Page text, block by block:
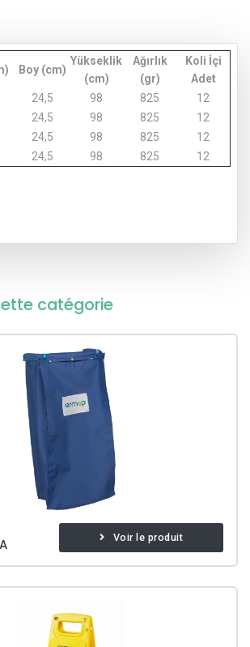
Boy (cm)
Yükseklik
(cm)
Ağırlık
(gr)
Koli İçi
Adet
24,5 98 825
12
24,5 98 825
12
24,5 98 825
12
24,5 98 825 12
catégorie
Voir le produit